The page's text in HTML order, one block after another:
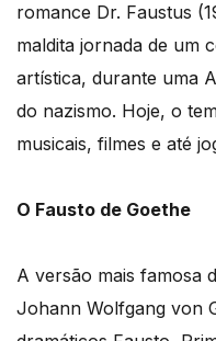
romance Dr. Faustus
maldita jornada de um
artística, durante uma
do nazismo. Hoje, o
musicais, filmes e até
O Fausto de Goethe
A versão mais famosa
Johann Wolfgang von